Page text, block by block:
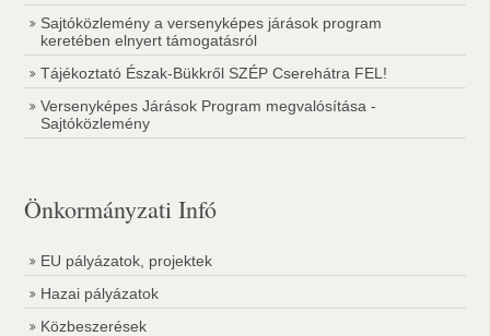
Sajtóközlemény a versenyképes járások program
keretében elnyert támogatásról
Tájékoztató Észak-Bükkről SZÉP Cserehátra FEL!
Versenyképes Járások Program megvalósítása -
Sajtóközlemény
Önkormányzati Infó
EU pályázatok, projektek
Hazai pályázatok
Közbeszerések